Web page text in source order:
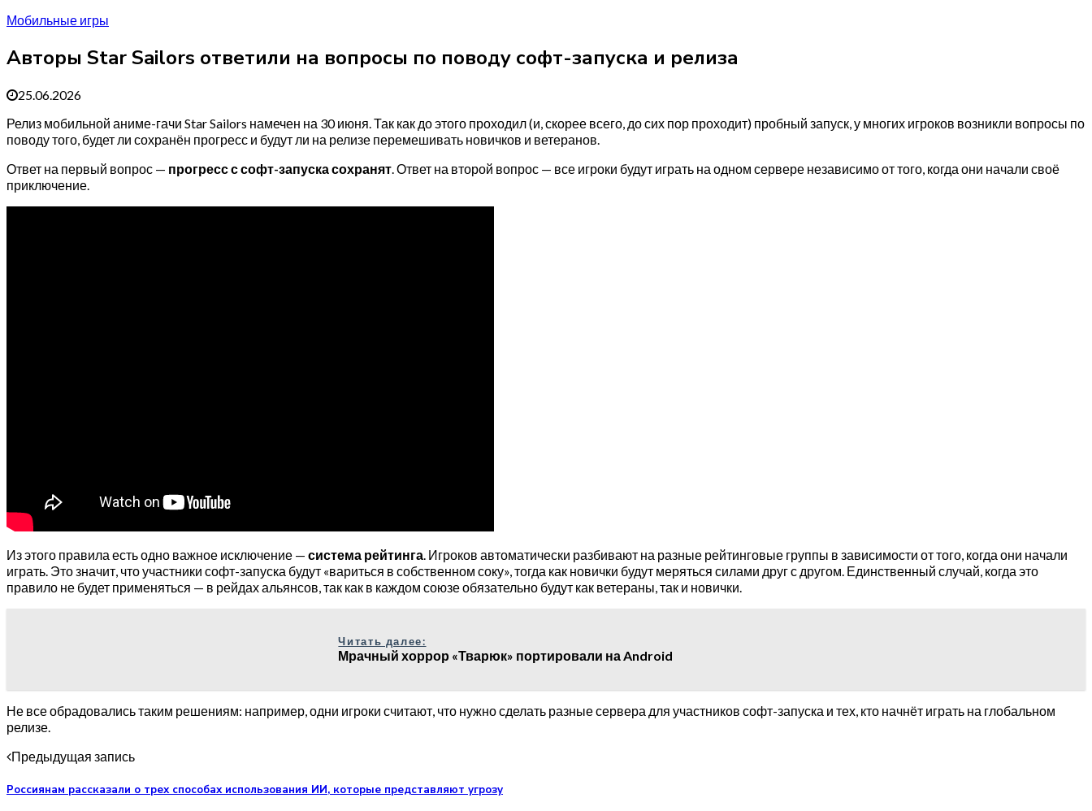
Мобильные игры
Авторы Star Sailors ответили на вопросы по поводу софт-запуска и релиза
25.06.2026
Релиз мобильной аниме-гачи Star Sailors намечен на 30 июня. Так как до этого проходил (и, скорее всего, до сих пор проходит) пробный запуск, у многих игроков возникли вопросы по
поводу того, будет ли сохранён прогресс и будут ли на релизе перемешивать новичков и ветеранов.
Ответ на первый вопрос — прогресс с софт-запуска сохранят. Ответ на второй вопрос — все игроки будут играть на одном сервере независимо от того, когда они начали своё
приключение.
Из этого правила есть одно важное исключение — система рейтинга. Игроков автоматически разбивают на разные рейтинговые группы в зависимости от того, когда они начали
играть. Это значит, что участники софт-запуска будут «вариться в собственном соку», тогда как новички будут меряться силами друг с другом. Единственный случай, когда это
правило не будет применяться — в рейдах альянсов, так как в каждом союзе обязательно будут как ветераны, так и новички.
Читать далее:
Мрачный хоррор «Тварюк» портировали на Android
Не все обрадовались таким решениям: например, одни игроки считают, что нужно сделать разные сервера для участников софт-запуска и тех, кто начнёт играть на глобальном
релизе.
Предыдущая запись
Россиянам рассказали о трех способах использования ИИ, которые представляют угрозу